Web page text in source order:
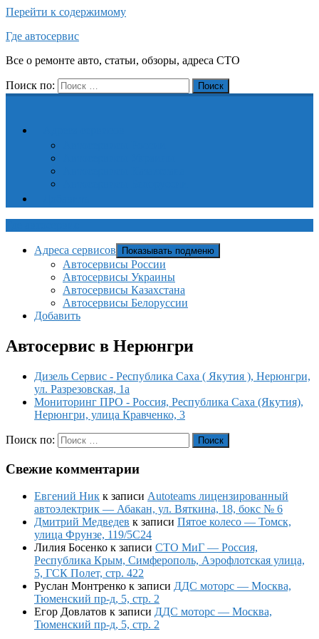
Перейти к содержимому
Где автосервис
Все о ремонте авто, статьи, обзоры, адреса СТО
Поиск по: Поиск
Адреса сервисов Показывать подменю
Автосервисы России
Автосервисы Украины
Автосервисы Казахстана
Автосервисы Белоруссии
Добавить
Автосервис в Нерюнгри
Дизель Сервис - Республика Саха ( Якутия ), Нерюнгри,
ул. Разрезовская, 1а
Мониторинг ПРО - Россия, Республика Саха (Якутия),
Нерюнгри, улица Кравченко, 3
Поиск по: Поиск
Свежие комментарии
Евгений Ник к записи Autoteams лицензированный
автоэлектрик — Абакан, ул. Вяткина, 18, бокс № 6
Дмитрий Медведев к записи Пятое колесо — Томск,
улица Фрунзе, 119/5С24
Лилия Босенко к записи СТО МиГ — Россия,
Республика Крым, Симферополь, Аэрофлотская улица,
5, ГСК Полет, стр. 422
Руслан Монтренко к записи ДДС моторс — Москва,
Тюменский пр-д, 5, стр. 2
Егор Довлатов к записи ДДС моторс — Москва,
Тюменский пр-д, 5, стр. 2